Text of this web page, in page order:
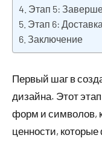
Этап 5:
Этап 6:
Заключение
Первый шаг в
дизайна. Этот
форм и символов,
ценности,